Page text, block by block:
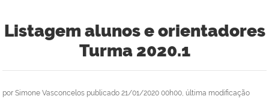
Listagem alunos e orientadores
Turma 2020.1
por Simone Vasconcelos publicado 21/01/2020 00h00, última modificação